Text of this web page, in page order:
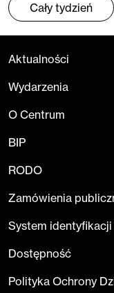
Cały tydzień
Aktualności
Wydarzenia
O Centrum
BIP
RODO
Zamówienia
System identyfikacji
Dostępność
Polityka Ochrony